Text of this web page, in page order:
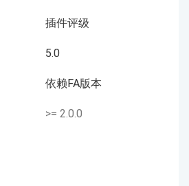
插件评级
5.0
依赖FA版本
>= 2.0.0